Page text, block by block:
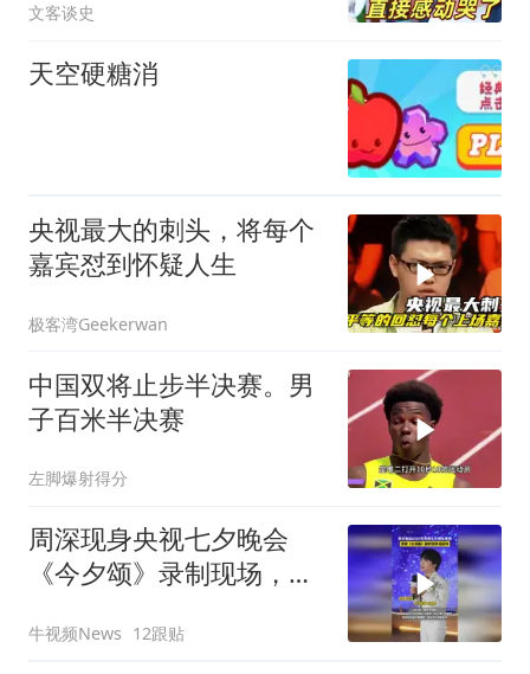
文客谈史
天空硬糖消
央视最大的刺头，将每个
嘉宾怼到怀疑人生
极客湾Geekerwan
中国双将止步半决赛。男
子百米半决赛
左脚爆射得分
周深现身央视七夕晚会
《今夕颂》录制现场，全
磨舞台
牛视频News 12跟贴